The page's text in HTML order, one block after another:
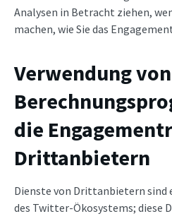
Analysen in Betracht ziehen,
machen, wie Sie das
Verwendung von
die
Drittanbietern
Dienste von Drittanbietern
des Twitter-Ökosystems; diese